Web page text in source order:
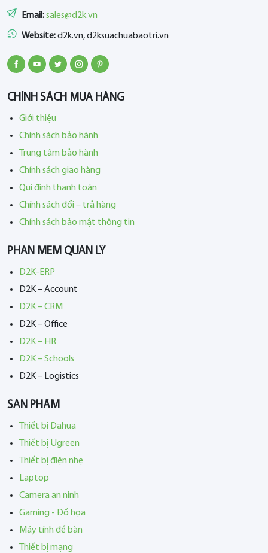
Email:sales@d2k.vn
Website:d2k.vn, d2ksuachuabaotri.vn
CHÍNH SÁCH MUA HÀNG
Giới thiệu
Chính sách bảo hành
Trung tâm bảo hành
Chính sách giao hàng
Qui định thanh toán
Chính sách đổi – trả hàng
Chính sách bảo mật thông tin
PHẦN MỀM QUẢN LÝ
D2K-ERP
D2K – Account
D2K – CRM
D2K – Office
D2K – HR
D2K – Schools
D2K – Logistics
SẢN PHẨM
Thiết bị Dahua
Thiết bị Ugreen
Thiết bị điện nhẹ
Laptop
Camera an ninh
Gaming - Đồ họa
Máy tính để bàn
Thiết bị mạng